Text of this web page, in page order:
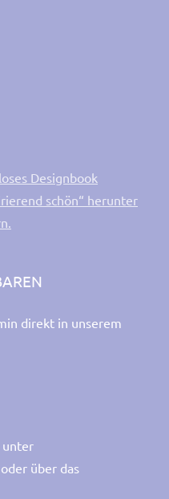
Designbook
schön“ herunter
direkt in unserem
unter
oder über das